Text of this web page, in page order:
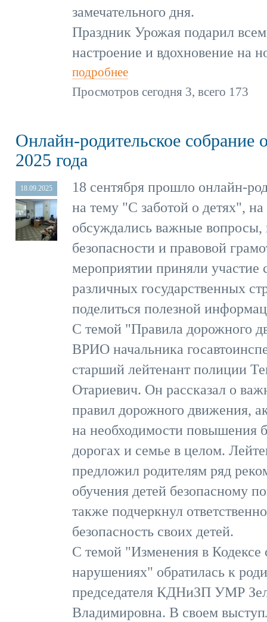
замечательного дня.
Праздник Урожая подарил
настроение и вдохновение на
подробнее
Просмотров сегодня 3, всего 173
Онлайн-родительское собрание
2025 года
18.09.2025
18 сентября прошло онлайн-
на тему "С заботой о детях",
обсуждались важные
безопасности и правовой
мероприятии приняли участие
различных государственных
поделиться полезной
С темой "Правила дорожного
ВРИО начальника
старший лейтенант полиции
Отариевич. Он рассказал о
правил дорожного движения,
на необходимости повышения
дорогах и семье в целом.
предложил родителям ряд
обучения детей безопасному
также подчеркнул
безопасность своих детей.
С темой "Изменения в Кодексе
нарушениях" обратилась к
председателя КДНиЗП УМР
Владимировна. В своем